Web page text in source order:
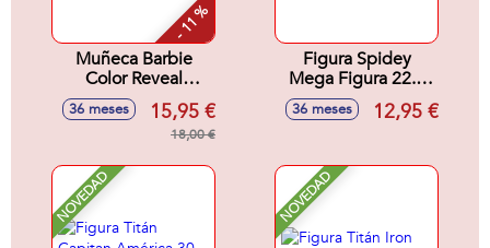
- 11 %
Muñeca Barbie
Color Reveal
Sirenas 32x8x8 cm
36 meses 15,95 €
18,00 €
Figura Spidey
Mega Figura 22.8
cm
36 meses 12,95 €
NOVEDAD NOVEDAD